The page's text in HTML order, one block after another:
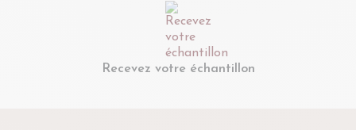
Recevez votre échantillon